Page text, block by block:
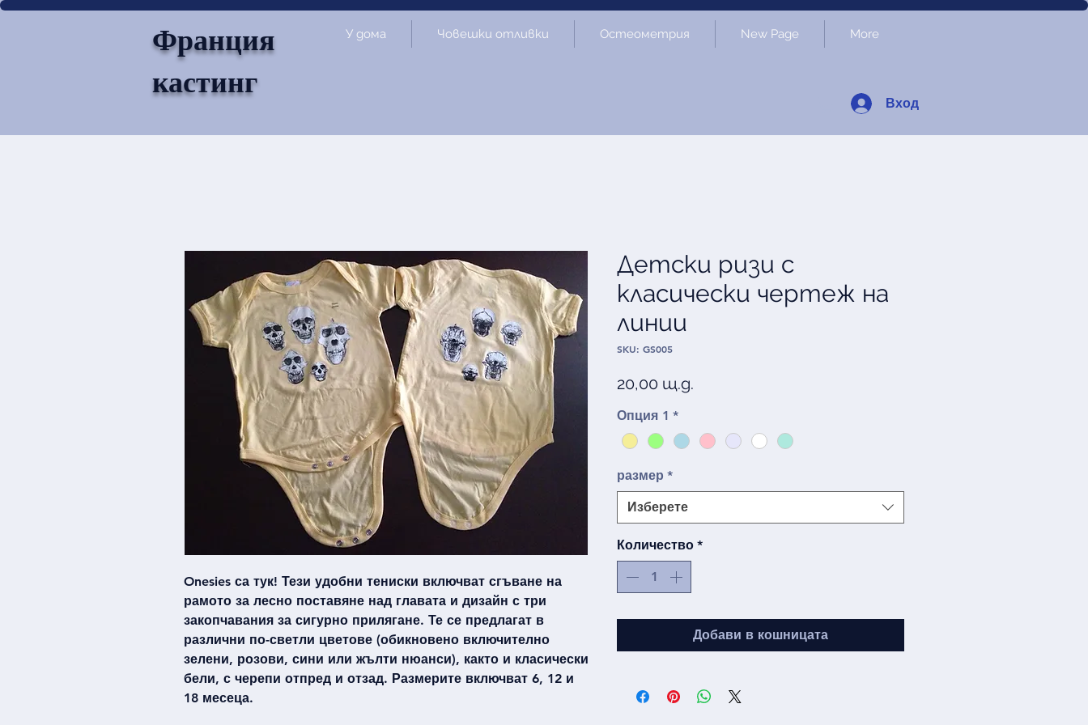
Франция
кастинг
У дома Човешки отливки Остеометрия New Page More
Вход
Onesies са тук! Тези удобни тениски включват сгъване на
рамото за лесно поставяне над главата и дизайн с три
закопчавания за сигурно прилягане. Те се предлагат в
различни по-светли цветове (обикновено включително
зелени, розови, сини или жълти нюанси), както и класически
бели, с черепи отпред и отзад. Размерите включват 6, 12 и
18 месеца.
Детски ризи с
класически чертеж на
линии
SKU: GS005
20,00 щ.д.
Опция 1 *
размер *
Изберете
Количество *
Добави в кошницата